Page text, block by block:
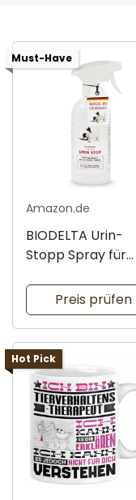
Must-Have
Amazon.de
BIODELTA Urin-
Stopp Spray für
Preis prüfen
Hot Pick